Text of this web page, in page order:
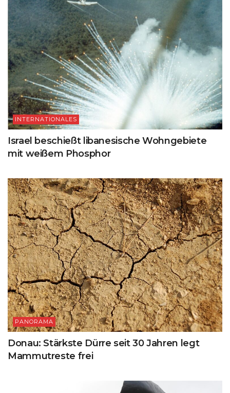
INTERNATIONALES
Israel beschießt libanesische Wohngebiete
mit weißem Phosphor
PANORAMA
Donau: Stärkste Dürre seit 30 Jahren legt
Mammutreste frei